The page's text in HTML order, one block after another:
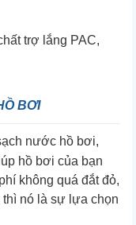
trợ lắng PAC,
BƠI
nước hồ bơi,
hồ bơi của bạn
không quá đắt đỏ,
thì nó là sự lựa chọn